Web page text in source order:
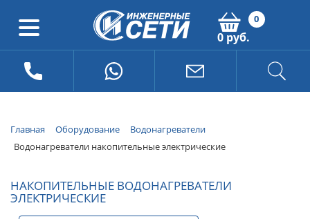
0
0 руб.
Главная Оборудование
Водонагреватели
Водонагреватели накопительные электрические
НАКОПИТЕЛЬНЫЕ ВОДОНАГРЕВАТЕЛИ
ЭЛЕКТРИЧЕСКИЕ